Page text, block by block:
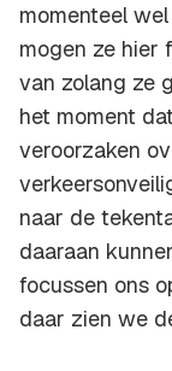
momenteel
mogen ze hier
van zolang ze
het moment
veroorzaken
naar de
daaraan
focussen ons
daar zien we